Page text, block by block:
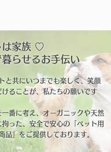
家族 ♡
らせるお手伝い
と共にいつまでも楽しく、笑顔
ることが、私たちの願いです
番に考え、オーガニックや天然
った、安全で安心の「ペット用
品」をご提供しております。